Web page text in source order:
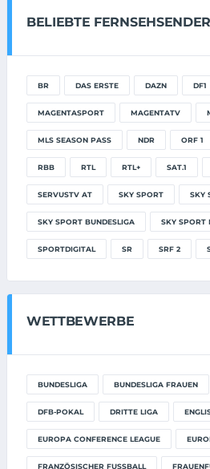
BELIEBTE FERNSEHSENDER
BR DAS ERSTE DAZN DF1
MAGENTASPORT MAGENTATV
MLS SEASON PASS NDR ORF 1
RBB RTL RTL+ SAT.1
SERVUSTV AT SKY SPORT SKY
SKY SPORT BUNDESLIGA SKY SPORT
SPORTDIGITAL SR SRF 2
WETTBEWERBE
BUNDESLIGA BUNDESLIGA FRAUEN
DFB-POKAL DRITTE LIGA
EUROPA CONFERENCE LEAGUE
FRANZÖSISCHER FUSSBALL